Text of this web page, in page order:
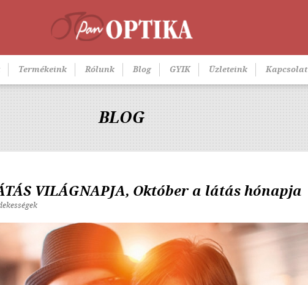
Termékeink Rólunk Blog GYIK Üzleteink Kapcsolat
BLOG
VILÁGNAPJA, Október a látás hónapja